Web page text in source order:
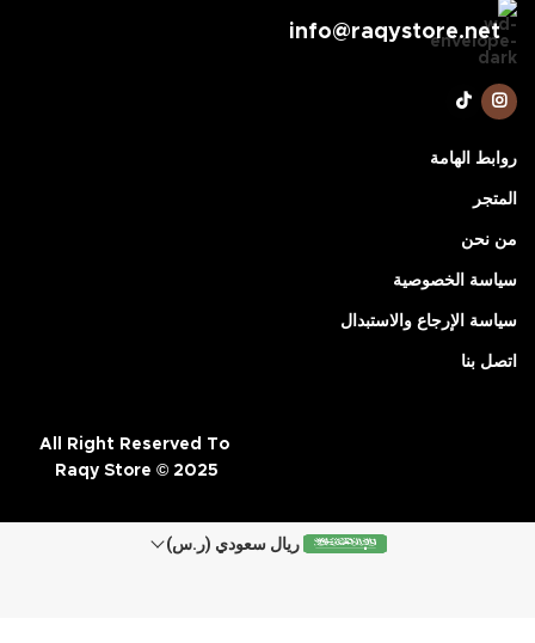
info@raqystore.net
روابط الهامة
المتجر
من نحن
سياسة الخصوصية
سياسة الإرجاع والاستبدال
اتصل بنا
All Right Reserved To
Raqy Store © 2025
ريال سعودي (ر.س)